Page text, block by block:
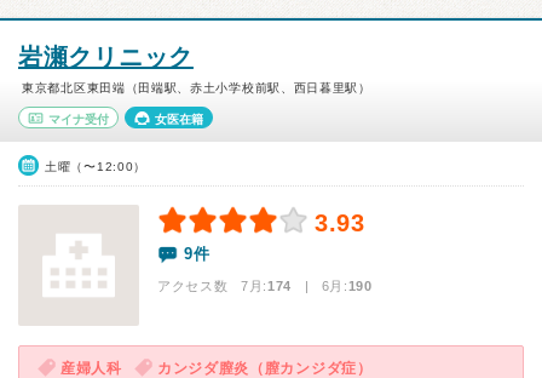
岩瀬クリニック
東京都北区東田端（田端駅、赤土小学校前駅、西日暮里駅）
マイナ受付 女医在籍
土曜（〜12:00）
3.93
9件
アクセス数 7月:174 | 6月:190
産婦人科
カンジダ膣炎（膣カンジダ症）